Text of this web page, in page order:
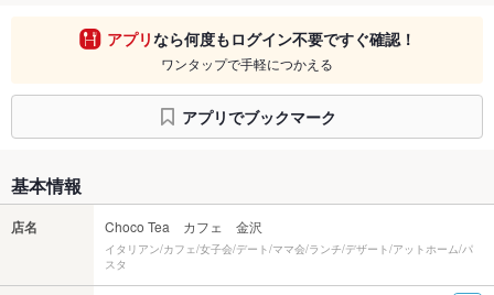
アプリなら何度もログイン不要ですぐ確認！
ワンタップで手軽につかえる
アプリでブックマーク
基本情報
店名 Choco Tea カフェ 金沢
イタリアン/カフェ/女子会/デート/ママ会/ランチ/デザート/アットホーム/パ
スタ